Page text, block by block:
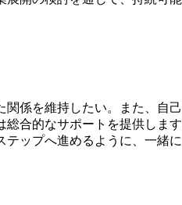
係を維持したい。また、
合的なサポートを提供し
ップへ進めるように、一緒